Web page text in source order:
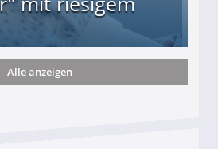
Alle anzeigen